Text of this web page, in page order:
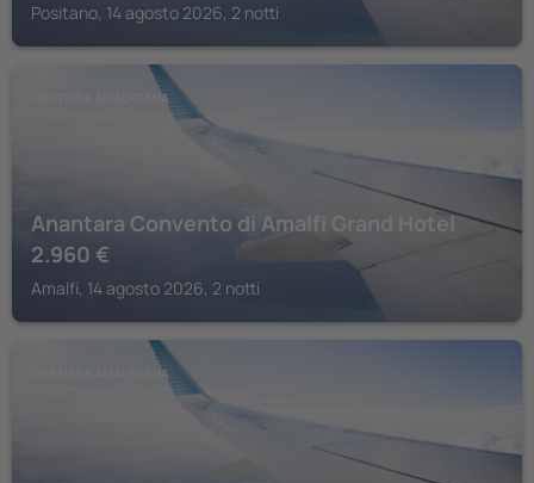
Positano, 14 agosto 2026, 2 notti
COSTIERA AMALFITANA
Anantara Convento di Amalfi Grand Hotel
2.960 €
Amalfi, 14 agosto 2026, 2 notti
COSTIERA AMALFITANA